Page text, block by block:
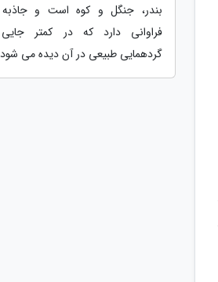
بندر، جنگل و کوه است و
فراوانی دارد که در کمتر
گردهمایی طبیعی در آن دیده می